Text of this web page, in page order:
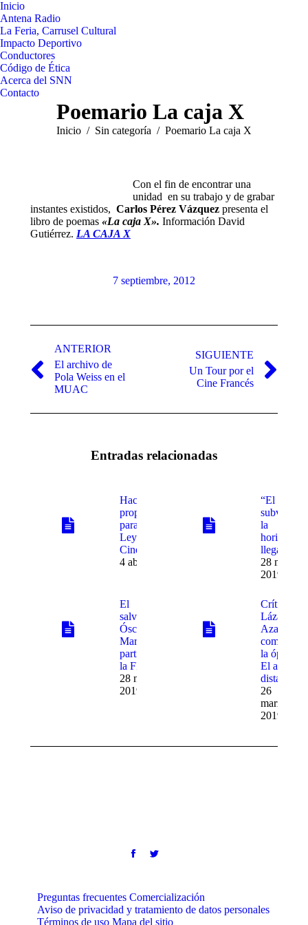
Inicio
Antena Radio
La Feria, Carrusel Cultural
Impacto Deportivo
Conductores
Código de Ética
Acerca del SNN
Contacto
Poemario La caja X
Estás aquí:
Inicio Sin categoría Poemario La caja X
Con el fin de encontrar una
unidad en su trabajo y de grabar
instantes existidos, Carlos Pérez Vázquez presenta el
libro de poemas «La caja X». Información David
Gutiérrez. LA CAJA X
7 septiembre, 2012
entre
publicaciones
ANTERIOR
Publicación
anterior:
El archivo de
Pola Weiss en el
MUAC
SIGUIENTE
Publicación
siguiente:
Un Tour por el
Cine Francés
Entradas relacionadas
Hacen
propuestas
para nueva
Ley Federal de
Cinematografía
4 abril, 2019
“El acto
la
llega al
28 marzo,
2019
El
salvadoreno
Óscar
Martínez
participó en
la FILEY
28 marzo,
2019
Críticos:
Lázaro
Azar
comenta
la ópera
El amor
distante
26
marzo,
2019
Preguntas frecuentes Comercialización
Aviso de privacidad y tratamiento de datos personales
Términos de uso Mapa del sitio